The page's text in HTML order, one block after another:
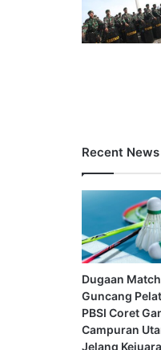
Recent News
Dugaan
Guncang
PBSI Coret
Campuran
Jelang